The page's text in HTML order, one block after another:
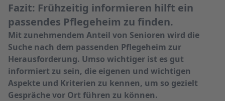
Fazit: Frühzeitig informieren hilft ein
passendes Pflegeheim zu finden.
Mit zunehmendem Anteil von Senioren wird die
Suche nach dem passenden Pflegeheim zur
Herausforderung. Umso wichtiger ist es gut
informiert zu sein, die eigenen und wichtigen
Aspekte und Kriterien zu kennen, um so gezielt
Gespräche vor Ort führen zu können.